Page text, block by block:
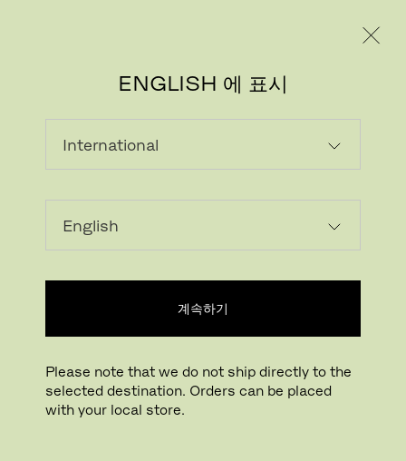
ENGLISH 에 표시
계속하기
Please note that we do not ship directly to the
selected destination. Orders can be placed
with your local store.